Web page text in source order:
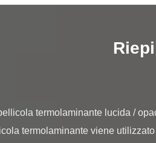
termolaminante viene